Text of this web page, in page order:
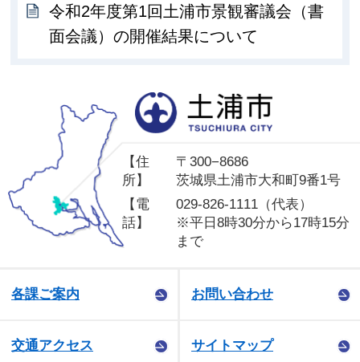
令和2年度第1回土浦市景観審議会（書
面会議）の開催結果について
【住
所】
〒300−8686
茨城県土浦市大和町9番1号
【電
話】
029-826-1111（代表）
※平日8時30分から17時15分
まで
各課ご案内 お問い合わせ
交通アクセス サイトマップ